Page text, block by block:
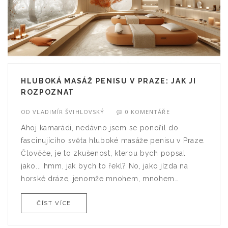
HLUBOKÁ MASÁŽ PENISU V PRAZE: JAK JI
ROZPOZNAT
ODVLADIMÍR ŠVIHLOVSKÝ 0 KOMENTÁŘE
Ahoj kamarádi, nedávno jsem se ponořil do
fascinujícího světa hluboké masáže penisu v Praze.
Člověče, je to zkušenost, kterou bych popsal
jako... hmm, jak bych to řekl? No, jako jízda na
horské dráze, jenomže mnohem, mnohem
pocit, kdy vás někdo jemně hladí po zádech, pak
ČÍST VÍCE